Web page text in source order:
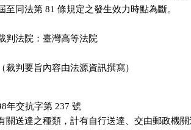
至同法第 81 條規定之發生效力時點為斷。
判法院：臺灣高等法院
（裁判要旨內容由法源資訊撰寫）
年交抗字第 237 號
關送達之種類，計有自行送達、交由郵政機